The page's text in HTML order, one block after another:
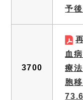
予
3700
血
療
胞